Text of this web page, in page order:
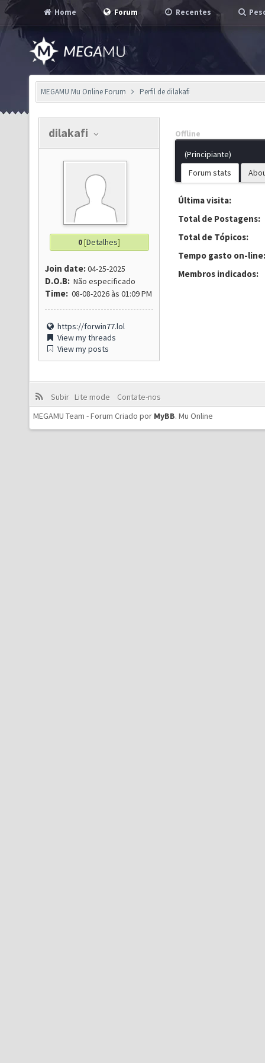
Home Forum Recentes
MEGAMU Mu Online Forum Perfil de dilakafi
dilakafi
0[Detalhes]
Join date:04-25-2025
D.O.B: Não especificado
Time: 08-08-2026 às 01:09 PM
https://forwin77.lol
View my threads
View my posts
Offline
(Principiante)
Forum stats
Última visita:
Total de Postagens:
Total de Tópicos:
Tempo gasto on-line:
Membros indicados:
Subir Lite mode
Contate-nos
MEGAMU Team - Forum Criado por MyBB. Mu Online